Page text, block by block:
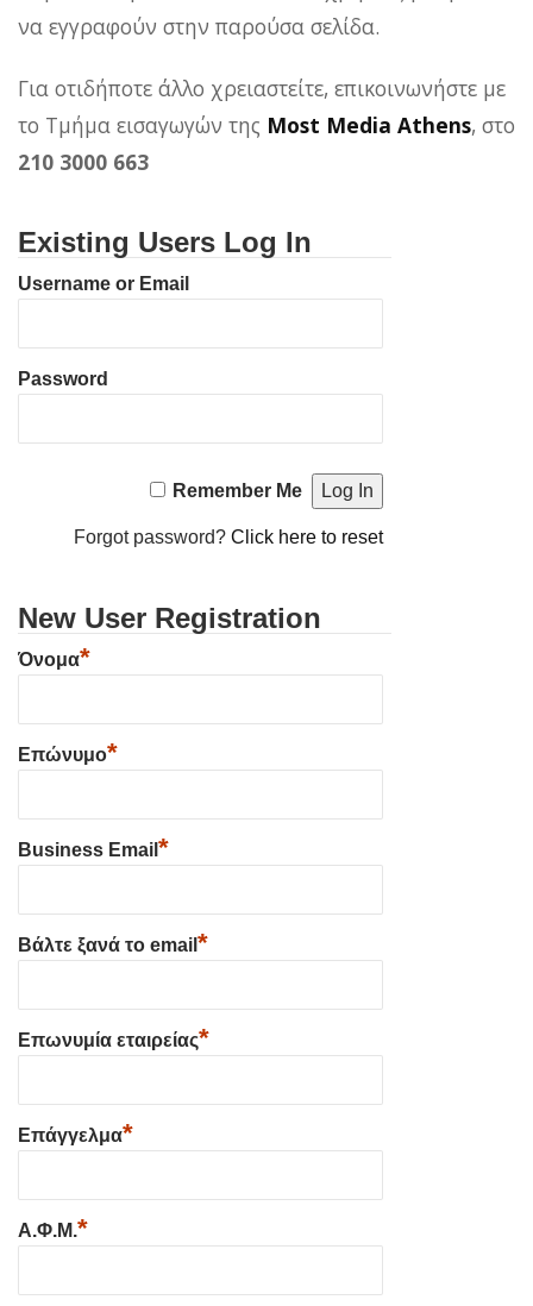
να εγγραφούν στην παρούσα σελίδα.
Για οτιδήποτε άλλο χρειαστείτε, επικοινωνήστε με
το Τμήμα εισαγωγών της Most Media Athens, στο
210 3000 663
Existing Users Log In
Username or Email
Password
Remember Me
Forgot password?Click here to reset
New User Registration
Όνομα*
Επώνυμο*
Business Email *
Βάλτε ξανά το email *
Επωνυμία εταιρείας*
Επάγγελμα*
Α.Φ.Μ.*